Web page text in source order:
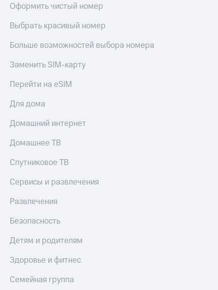
Оформить чистый номер
Выбрать красивый номер
Больше возможностей выбора номера
Заменить SIM-карту
Перейти на eSIM
Для дома
Домашний интернет
Домашнее ТВ
Спутниковое ТВ
Сервисы и развлечения
Развлечения
Безопасность
Детям и родителям
Здоровье и фитнес
Семейная группа